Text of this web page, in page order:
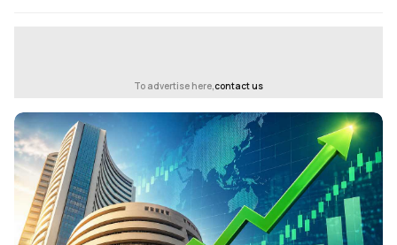
To advertise here, contact us